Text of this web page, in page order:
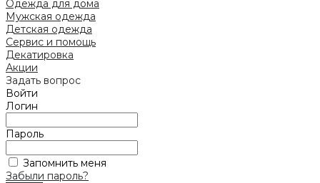
Одежда для дома
Мужская одежда
Детская одежда
Сервис и помощь
Декатировка
Акции
Задать вопрос
Войти
Логин
Пароль
Запомнить меня
Забыли пароль?